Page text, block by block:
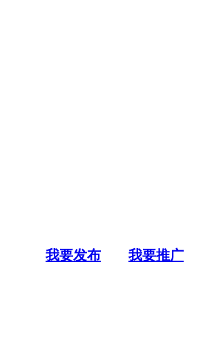
我要发布 我要推广